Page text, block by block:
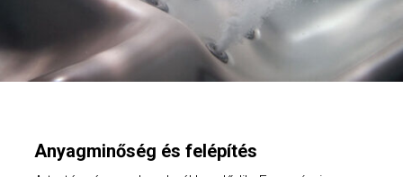
Anyagminőség és felépítés